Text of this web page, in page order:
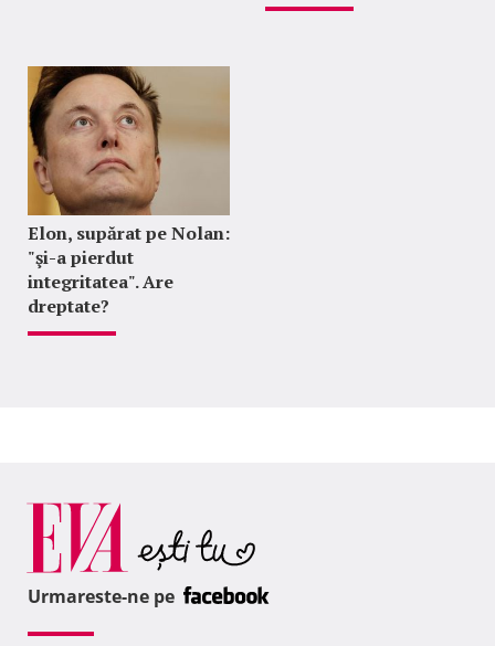
Elon, supărat pe Nolan:
"şi-a pierdut
integritatea". Are
dreptate?
Urmareste-ne pe